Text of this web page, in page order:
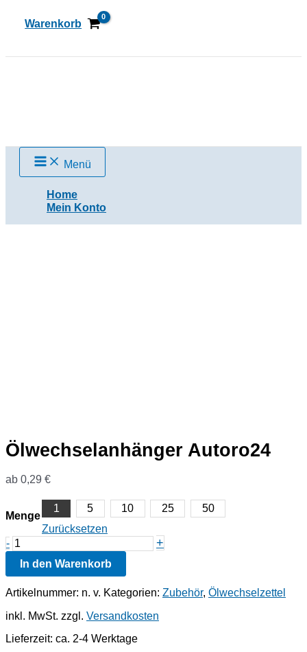
InhaltWarenkorb
Menü
Home
Mein Konto
Ölwechselanhänger Autoro24
ab 0,29 €
Menge
1 5 10 25
50
Zurücksetzen
- Ölwechselanhänger
Autoro24
Menge
+
In den Warenkorb
Artikelnummer: n. v. Kategorien: Zubehör, Ölwechselzettel
inkl. MwSt. zzgl. Versandkosten
Lieferzeit: ca. 2-4 Werktage